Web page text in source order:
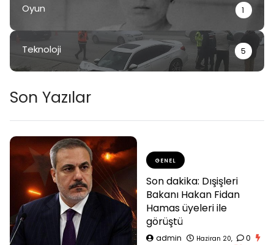
Oyun 1
Teknoloji 5
Son Yazılar
GENEL
Son dakika: Dışişleri
Bakanı Hakan Fidan
Hamas üyeleri ile
görüştü
admin
Haziran 20,
0